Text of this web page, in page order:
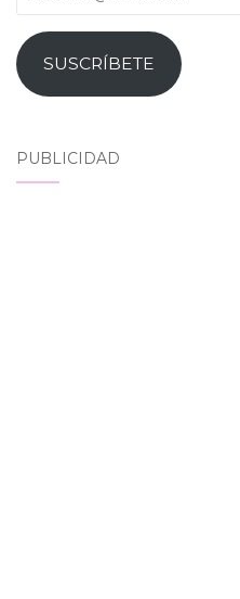
SUSCRÍBETE
PUBLICIDAD